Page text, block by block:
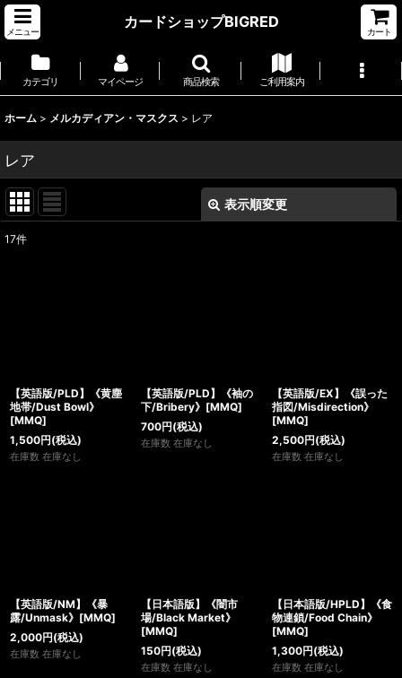
メニュー
カードショップBIGRED
カート
カテゴリ マイページ 商品検索 ご利用案内
ホーム > メルカディアン・マスクス > レア
レア
表示順変更
17件
【英語版/PLD】《黄塵
地帯/Dust Bowl》
[MMQ]
1,500円(税込)
在庫数 在庫なし
【英語版/PLD】《袖の
下/Bribery》[MMQ]
700円(税込)
在庫数 在庫なし
【英語版/EX】《誤った
指図/Misdirection》
[MMQ]
2,500円(税込)
在庫数 在庫なし
【英語版/NM】《暴
露/Unmask》[MMQ]
2,000円(税込)
在庫数 在庫なし
【日本語版】《闇市
場/Black Market》
[MMQ]
150円(税込)
在庫数 在庫なし
【日本語版/HPLD】《食
物連鎖/Food Chain》
[MMQ]
1,300円(税込)
在庫数 在庫なし